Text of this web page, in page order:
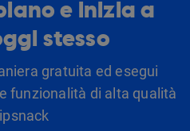
e inizia a
stesso
gratuita ed esegui
funzionalità di alta qualità